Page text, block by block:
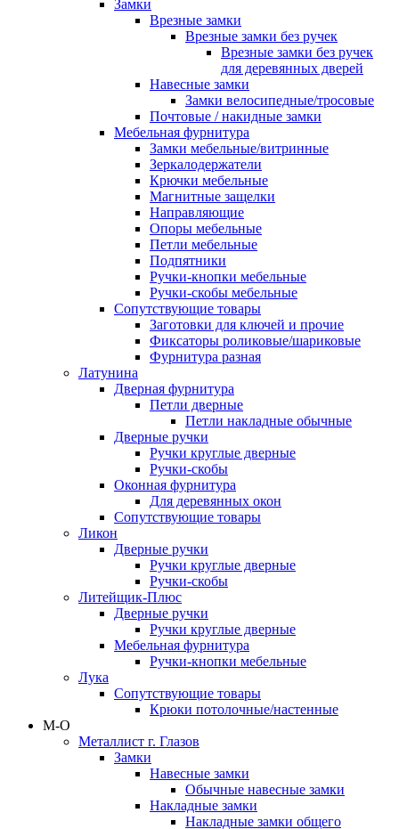
Замки
Врезные замки
Врезные замки без ручек
Врезные замки без ручек
для деревянных дверей
Навесные замки
Замки велосипедные/тросовые
Почтовые / накидные замки
Мебельная фурнитура
Замки мебельные/витринные
Зеркалодержатели
Крючки мебельные
Магнитные защелки
Направляющие
Опоры мебельные
Петли мебельные
Подпятники
Ручки-кнопки мебельные
Ручки-скобы мебельные
Сопутствующие товары
Заготовки для ключей и прочие
Фиксаторы роликовые/шариковые
Фурнитура разная
Латунина
Дверная фурнитура
Петли дверные
Петли накладные обычные
Дверные ручки
Ручки круглые дверные
Ручки-скобы
Оконная фурнитура
Для деревянных окон
Сопутствующие товары
Ликон
Дверные ручки
Ручки круглые дверные
Ручки-скобы
Литейщик-Плюс
Дверные ручки
Ручки круглые дверные
Мебельная фурнитура
Ручки-кнопки мебельные
Лука
Сопутствующие товары
Крюки потолочные/настенные
М-О
Металлист г. Глазов
Замки
Навесные замки
Обычные навесные замки
Накладные замки
Накладные замки общего